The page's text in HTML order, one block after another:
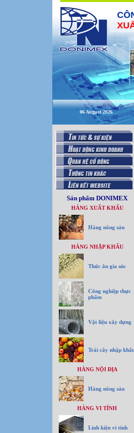
06 August 2026
Sản phẩm DONIMEX
HÀNG XUẤT KHẨU
Hàng nông sản
HÀNG NHẬP KHẨU
Thức ăn gia súc
Công nghiệp thực
phẩm
Vật liệu xây dựng
Trái cây nhập
HÀNG NỘI ĐỊA
Hàng nông sản
HÀNG VI TÍNH
Linh kiện vi tính